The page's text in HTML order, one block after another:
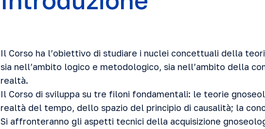
Il Corso ha l’obiettivo di studiare i nuclei concettuali della
sia nell’ambito logico e metodologico, sia nell’ambito della
realtà.
Il Corso di sviluppa su tre filoni fondamentali: le teorie
realtà del tempo, dello spazio del principio di causalità; la
Si affronteranno gli aspetti tecnici della acquisizione